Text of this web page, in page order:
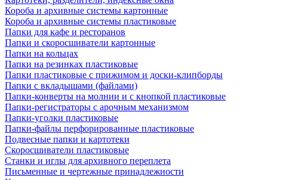
Короба и архивные системы картонные
Короба и архивные системы пластиковые
Папки для кафе и ресторанов
Папки и скоросшиватели картонные
Папки на кольцах
Папки на резинках пластиковые
Папки пластиковые с прижимом и доски-клипборды
Папки с вкладышами (файлами)
Папки-конверты на молнии и с кнопкой пластиковые
Папки-регистраторы с арочным механизмом
Папки-уголки пластиковые
Папки-файлы перфорированные пластиковые
Подвесные папки и картотеки
Скоросшиватели пластиковые
Станки и иглы для архивного переплета
Письменные и чертежные принадлежности